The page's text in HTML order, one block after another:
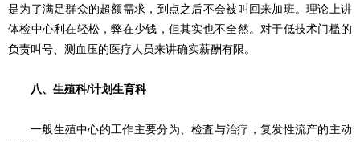
是为了满足群众的超额需求，到点之后不会被叫回来加班。理论上讲
体检中心利在轻松，弊在少钱，但其实也不全然。对于低技术门槛的
负责叫号、测血压的医疗人员来讲确实薪酬有限。
八、生殖科/计划生育科
一般生殖中心的工作主要分为、检査与治疗，复发性流产的主动